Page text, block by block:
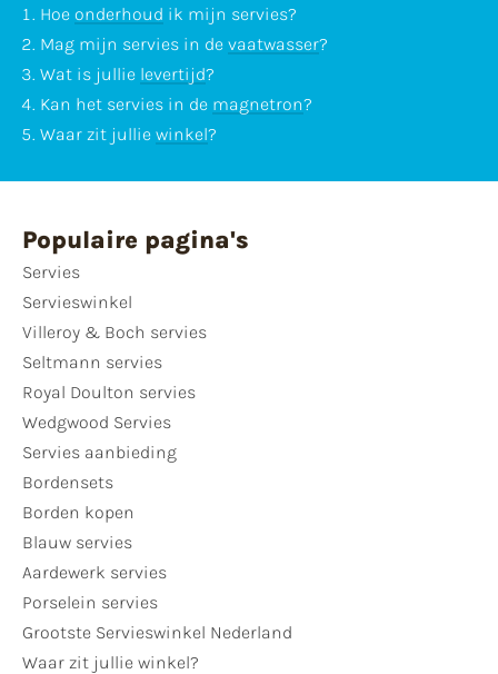
Hoe onderhoud ik mijn servies?
Mag mijn servies in de vaatwasser?
Wat is jullie levertijd?
Kan het servies in de magnetron?
Waar zit jullie winkel?
Populaire pagina's
Servies
Servieswinkel
Villeroy & Boch servies
Seltmann servies
Royal Doulton servies
Wedgwood Servies
Servies aanbieding
Bordensets
Borden kopen
Blauw servies
Aardewerk servies
Porselein servies
Grootste Servieswinkel Nederland
Waar zit jullie winkel?